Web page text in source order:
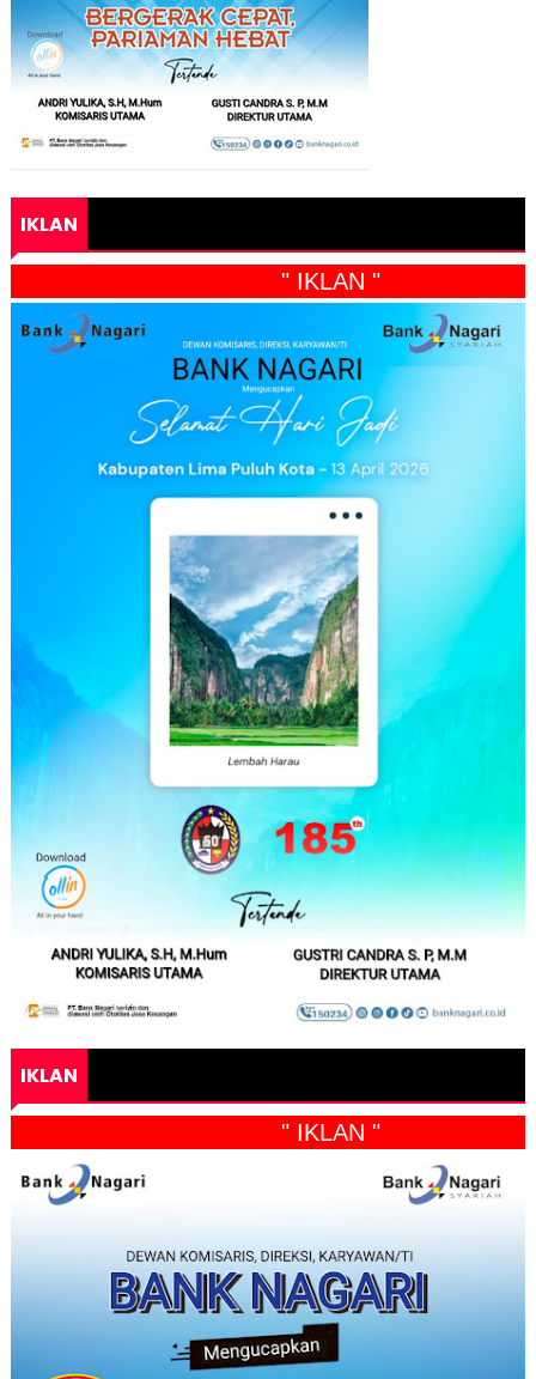
IKLAN
" IKLAN "
IKLAN
" IKLAN "